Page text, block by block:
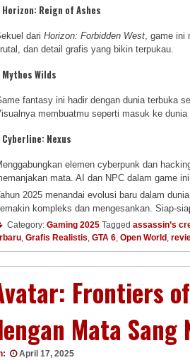
Horizon: Reign of Ashes
dariHorizon: Forbidden West , game
dan detail grafis yang bikin terpukau.
Mythos Wilds
fantasy ini hadir dengan dunia terbuka
membuatmu seperti masuk ke dunia
Cyberline: Nexus
elemen cyberpunk dan
mata. AI dan NPC dalam game
2025 menandai evolusi baru dalam
kompleks dan mengesankan. Siap-
Category: Gaming 2025 Tagged assassin’s
, Grafis Realistis, GTA 6, Open World ,
Frontiers
Mata Sang
April 17, 2025